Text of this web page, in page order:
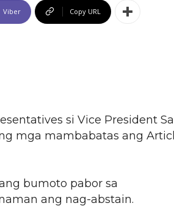
Viber Copy URL
si Vice President
mga mambabatas ang
bumoto pabor sa
ang nag-abstain.